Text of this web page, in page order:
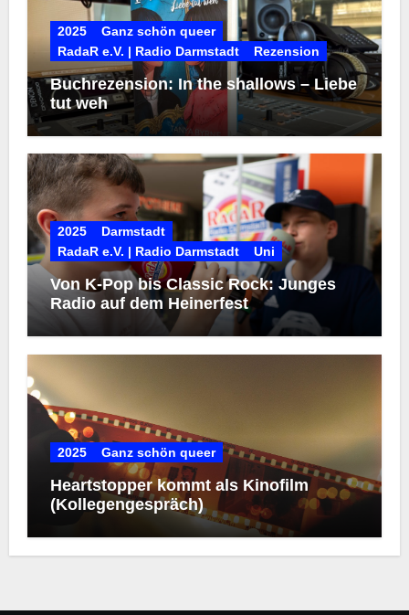
2025
Ganz schön queer
RadaR e.V. | Radio Darmstadt
Rezension
Buchrezension: In the shallows – Liebe
tut weh
2025
Darmstadt
RadaR e.V. | Radio Darmstadt
Uni
Von K-Pop bis Classic Rock: Junges
Radio auf dem Heinerfest
2025 Ganz schön queer
Heartstopper kommt als Kinofilm
(Kollegengespräch)